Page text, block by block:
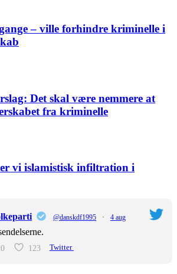
– ville forhindre kriminelle i
Det skal være nemmere at
fra kriminelle
vi islamistisk infiltration i
@danskdf1995 · 4 aug
123 Twitter